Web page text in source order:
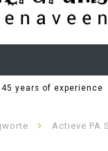
45 years of experience
Actieve PA